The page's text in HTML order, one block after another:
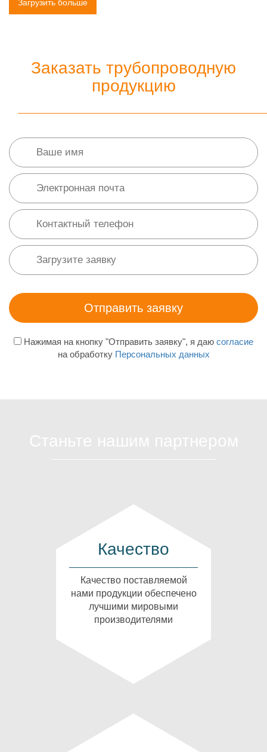
Загрузить больше
Заказать трубопроводную
продукцию
Нажимая на кнопку "Отправить заявку", я даю согласие
на обработку Персональных данных
Качество
Качество поставляемой
нами продукции обеспечено
лучшими мировыми
производителями